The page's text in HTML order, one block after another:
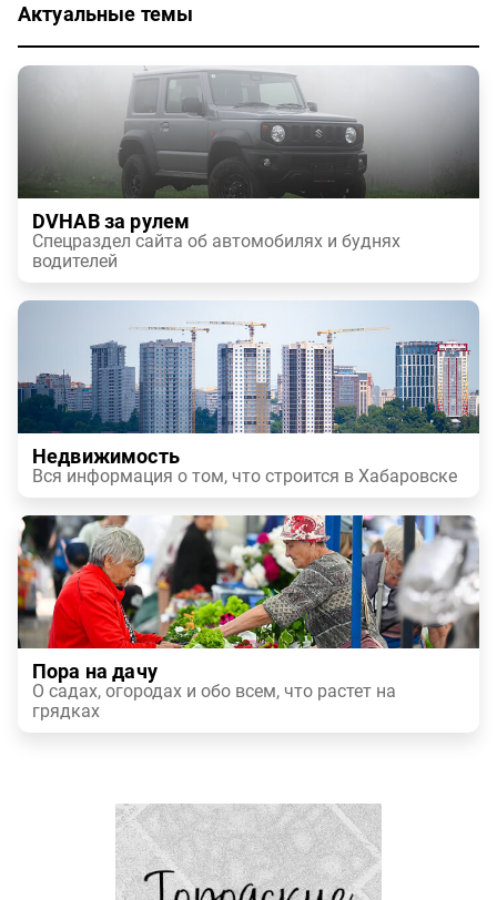
Актуальные темы
DVHAB за рулем
Спецраздел сайта об автомобилях и буднях
водителей
Недвижимость
Вся информация о том, что строится в Хабаровске
Пора на дачу
О садах, огородах и обо всем, что растет на
грядках